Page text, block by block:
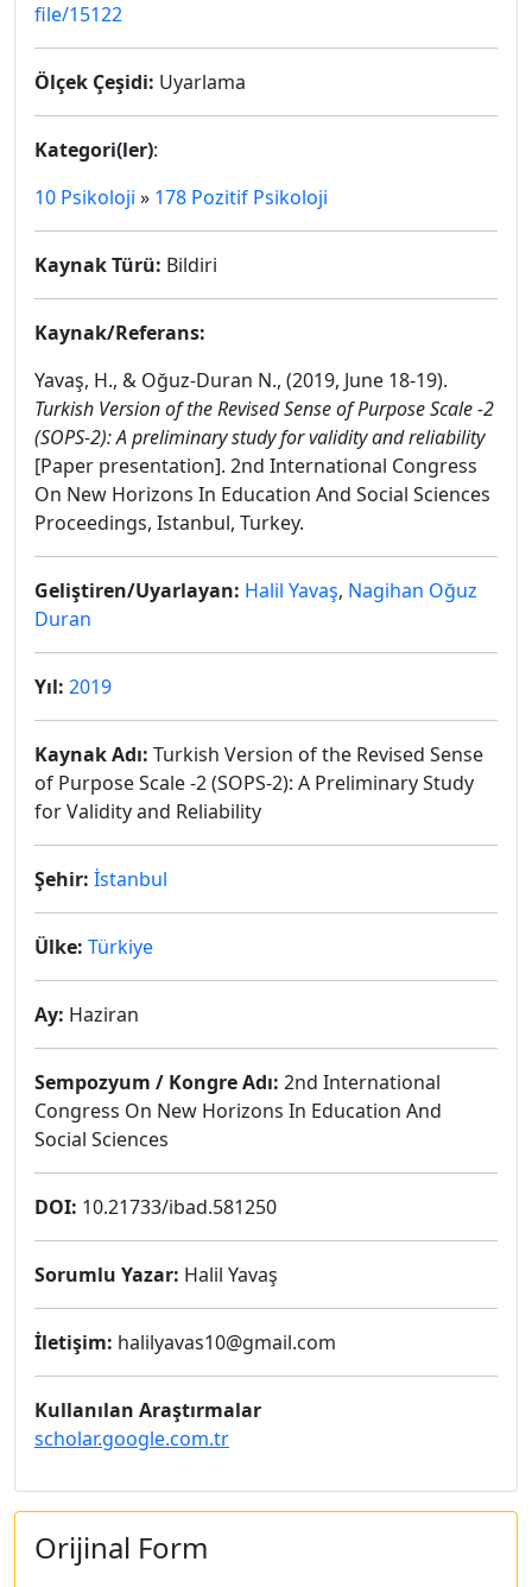
file/15122
Ölçek Çeşidi: Uyarlama
Kategori(ler):
10 Psikoloji » 178 Pozitif Psikoloji
Kaynak Türü: Bildiri
Kaynak/Referans:
Yavaş, H., & Oğuz-Duran N., (2019, June 18-19).
Turkish Version of the Revised Sense of Purpose Scale -2
(SOPS-2): A preliminary study for validity and reliability
[Paper presentation]. 2nd International Congress
On New Horizons In Education And Social Sciences
Proceedings, Istanbul, Turkey.
Geliştiren/Uyarlayan: Halil Yavaş, Nagihan Oğuz
Duran
Yıl: 2019
Kaynak Adı: Turkish Version of the Revised Sense
of Purpose Scale -2 (SOPS-2): A Preliminary Study
for Validity and Reliability
Şehir: İstanbul
Ülke: Türkiye
Ay: Haziran
Sempozyum / Kongre Adı: 2nd International
Congress On New Horizons In Education And
Social Sciences
DOI: 10.21733/ibad.581250
Sorumlu Yazar: Halil Yavaş
İletişim: halilyavas10@gmail.com
Kullanılan Araştırmalar
scholar.google.com.tr
Orijinal Form